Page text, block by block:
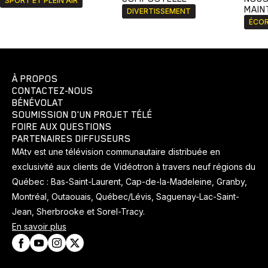
DIVERTISSEMENT
À PROPOS
CONTACTEZ-NOUS
BÉNÉVOLAT
SOUMISSION D'UN PROJET TÉLÉ
FOIRE AUX QUESTIONS
PARTENAIRES DIFFUSEURS
MAtv est une télévision communautaire distribuée en
exclusivité aux clients de Vidéotron à travers neuf régions du
Québec : Bas-Saint-Laurent, Cap-de-la-Madeleine, Granby,
Montréal, Outaouais, Québec/Lévis, Saguenay-Lac-Saint-
Jean, Sherbrooke et Sorel-Tracy.
En savoir plus